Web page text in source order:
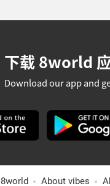
下载 8world
Download our app and
About vibes